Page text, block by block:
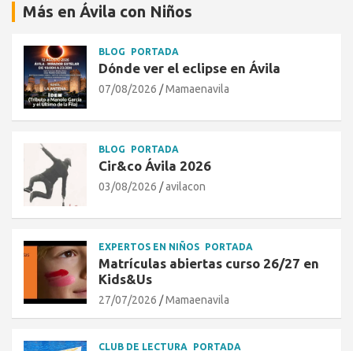
Más en Ávila con Niños
BLOG PORTADA
Dónde ver el eclipse en Ávila
07/08/2026 Mamaenavila
BLOG PORTADA
Cir&co Ávila 2026
03/08/2026 avilacon
EXPERTOS EN NIÑOS PORTADA
Matrículas abiertas curso 26/27 en
Kids&Us
27/07/2026 Mamaenavila
CLUB DE LECTURA PORTADA